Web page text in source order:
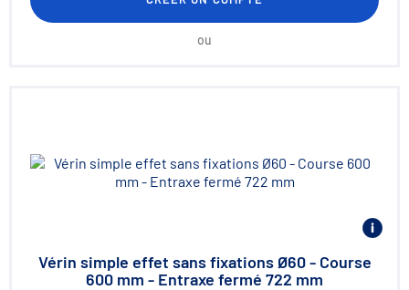
ou
Vérin simple effet sans fixations Ø60 - Course
600 mm - Entraxe fermé 722 mm